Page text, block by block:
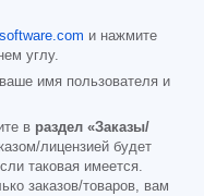
и нажмите
углу.
имя пользователя и
в раздел «Заказы/
лицензией будет
таковая имеется.
заказов/товаров, вам